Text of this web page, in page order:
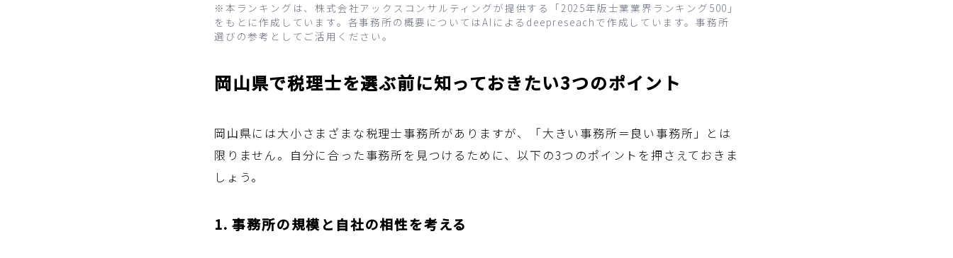
※本ランキングは、株式会社アックスコンサルティングが提供する「2025年版士業業界ランキング500」
をもとに作成しています。各事務所の概要についてはAIによるdeepreseachで作成しています。事務所
選びの参考としてご活用ください。
岡山県で税理士を選ぶ前に知っておきたい3つのポイント
岡山県には大小さまざまな税理士事務所がありますが、「大きい事務所＝良い事務所」とは
限りません。自分に合った事務所を見つけるために、以下の3つのポイントを押さえておきま
しょう。
1. 事務所の規模と自社の相性を考える